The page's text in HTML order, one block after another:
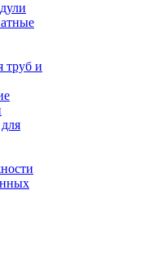
труб и